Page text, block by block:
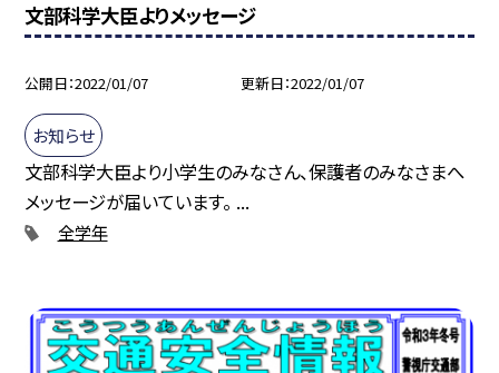
文部科学大臣よりメッセージ
公開日 2022/01/07 更新日 2022/01/07
お知らせ
文部科学大臣より小学生のみなさん、保護者のみなさまへ
メッセージが届いています。 ...
全学年